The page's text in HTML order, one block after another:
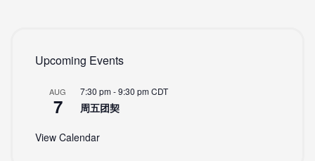
Upcoming Events
AUG
7
7:30 pm-9:30 pmCDT
周五团契
View Calendar